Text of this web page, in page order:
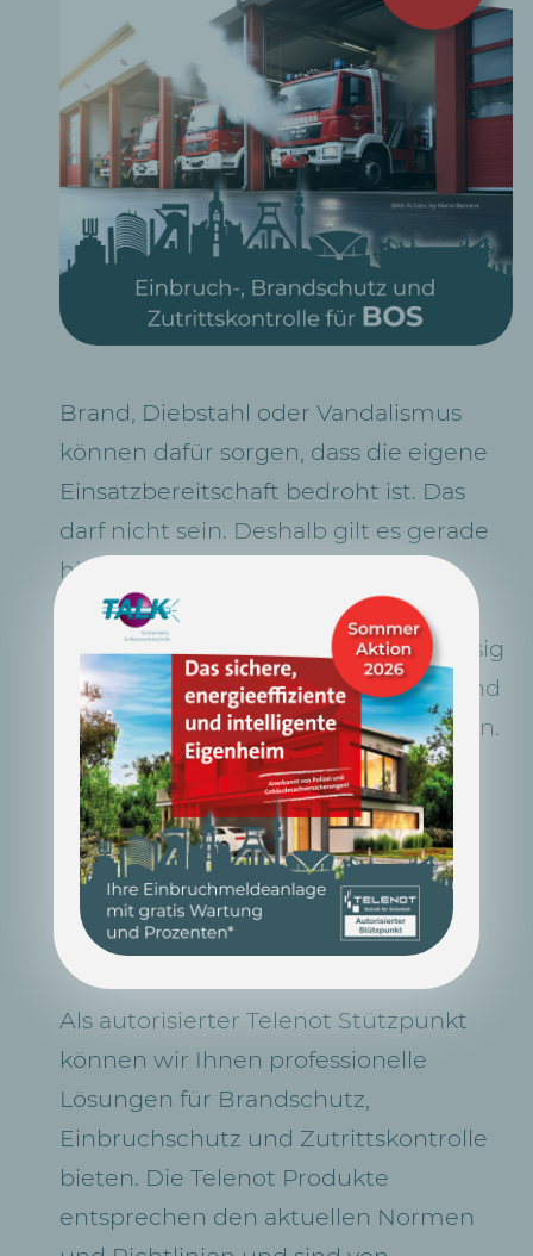
Brand, Diebstahl oder Vandalismus
können dafür sorgen, dass die eigene
Einsatzbereitschaft bedroht ist. Das
darf nicht sein. Deshalb gilt es gerade
hier, bei den Behörden und
Organisationen mit
Sicherheitsaufgaben (BOS), zuverlässig
vor Gefahren wie Brand, Einbruch und
unbefugtem Zutritt geschützt zu sein.
Hier möchten wir von TALK, mit
hochmoderner, zuverlässiger
Sicherheitstechnik, welche von uns
professionell geplant, installiert und
regelmäßig gewartet wird, helfen.
Als autorisierter Telenot Stützpunkt
können wir Ihnen professionelle
Lösungen für Brandschutz,
Einbruchschutz und Zutrittskontrolle
bieten. Die Telenot Produkte
entsprechen den aktuellen Normen